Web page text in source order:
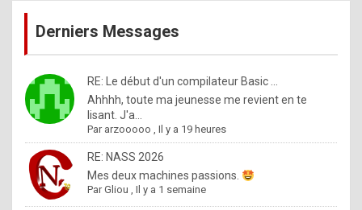
%
m
a
d
b
y
publications
Derniers Messages
RE: Le début d'un compilateur Basic ...
Ahhhh, toute ma jeunesse me revient en te
lisant. J'a...
Par arzooooo ,Il y a 19 heures
RE: NASS 2026
Mes deux machines passions.
ParGliou ,Il y a 1 semaine